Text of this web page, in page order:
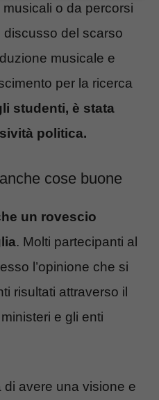
o da percorsi
discusso del scarso
musicale e
per la ricerca
studenti, è stata
politica.
cose buone
un rovescio
. Molti partecipanti al
l’opinione che si
risultati attraverso il
e gli enti
avere una visione e